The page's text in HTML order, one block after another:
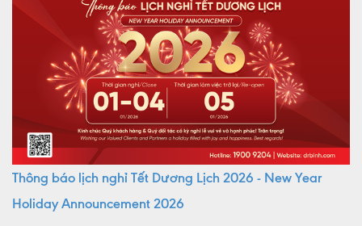
Thông báo lịch nghỉ Tết Dương Lịch 2026 - New Year
Holiday Announcement 2026